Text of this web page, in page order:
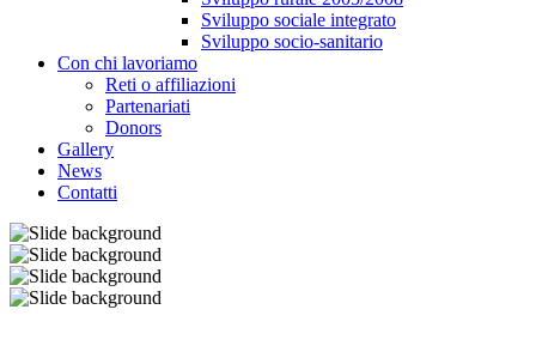
Sviluppo sociale integrato
Sviluppo socio-sanitario
Con chi lavoriamo
Reti o affiliazioni
Partenariati
Donors
Gallery
News
Contatti